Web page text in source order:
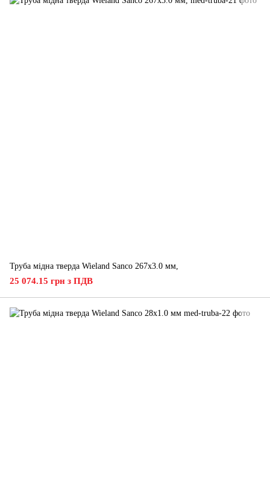
Труба мідна тверда Wieland Sanco 267х3.0 мм,
25 074.15 грн з ПДВ